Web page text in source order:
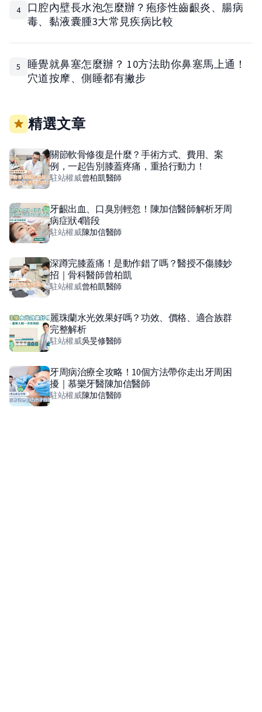
4
口腔內壁長水泡怎麼辦？疱疹性齒齦炎、腸病
毒、黏液囊腫3大常見疾病比較
5
睡覺就鼻塞怎麼辦？ 10方法助你鼻塞馬上通！
穴道按摩、側睡都有撇步
精選文章
關節軟骨修復是什麼？手術方式、費用、案
例，一起告別膝蓋疼痛，重拾行動力！
駐站權威曾柏凱醫師
牙齦出血、口臭別輕忽！陳加信醫師解析牙周
病症狀4階段
駐站權威陳加信醫師
深蹲完膝蓋痛！是動作錯了嗎？醫授不傷膝妙
招｜骨科醫師曾柏凱
駐站權威曾柏凱醫師
麗珠蘭水光效果好嗎？功效、價格、適合族群
完整解析
駐站權威吳旻修醫師
牙周病治療全攻略！10個方法帶你走出牙周困
擾｜慕樂牙醫陳加信醫師
駐站權威陳加信醫師